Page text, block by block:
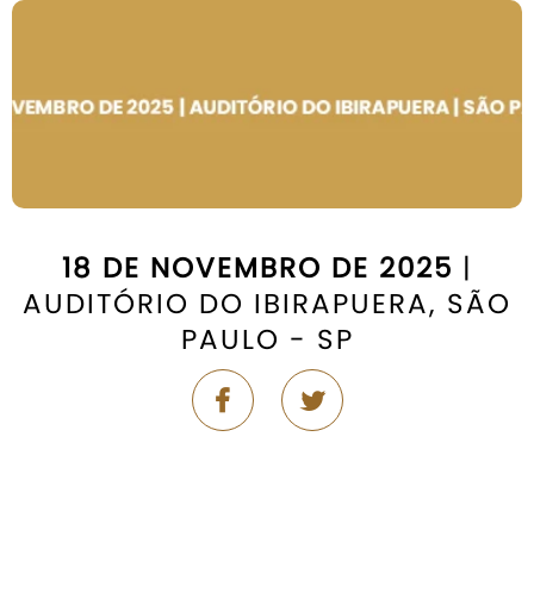
18 DE NOVEMBRO DE 2025 |
AUDITÓRIO DO IBIRAPUERA, SÃO
PAULO - SP